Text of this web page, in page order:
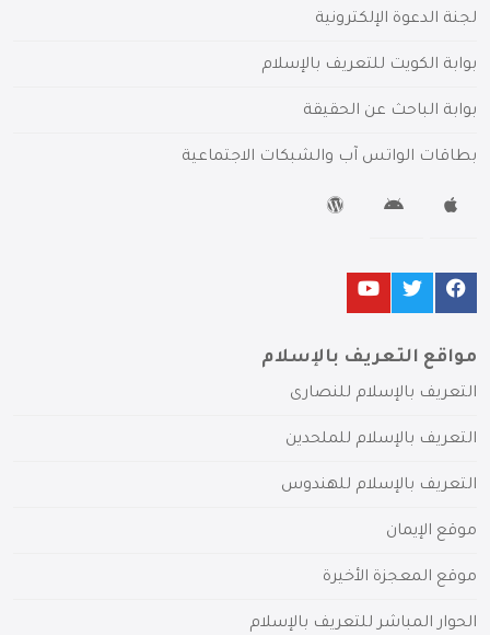
لجنة الدعوة الإلكترونية
بوابة الكويت للتعريف بالإسلام
بوابة الباحث عن الحقيقة
بطاقات الواتس آب والشبكات الاجتماعية
مواقع التعريف بالإسلام
التعريف بالإسلام للنصارى
التعريف بالإسلام للملحدين
التعريف بالإسلام للهندوس
موقع الإيمان
موقع المعجزة الأخيرة
الحوار المباشر للتعريف بالإسلام